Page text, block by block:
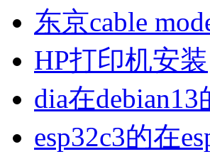
东京cable
HP打印机安装
dia在
esp32c3的在